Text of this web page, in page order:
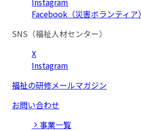
Facebook（災害ボランティア）
SNS（福祉人材センター）
X
Instagram
福祉の研修メールマガジン
お問い合わせ
事業⼀覧